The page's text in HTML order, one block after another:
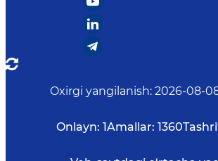
Oxirgi yangilanish: 2026-08-
Onlayn: 1Amallar: 1360